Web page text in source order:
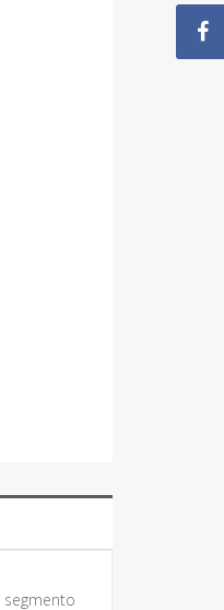
segmento